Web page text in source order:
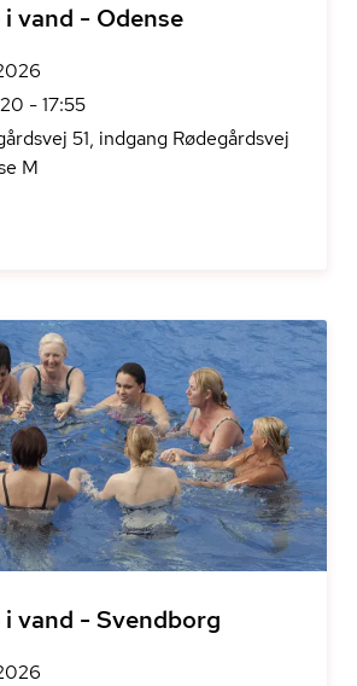
vand - Odense
- 17:55
51, indgang Rødegårdsvej
M
vand - Svendborg